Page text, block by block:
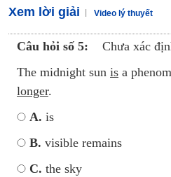
Xem lời giải Video lý thuyết
Câu hỏi số 5:
Chưa xác
The midnight sun is a
longer.
A. is
B. visible remains
C. the sky